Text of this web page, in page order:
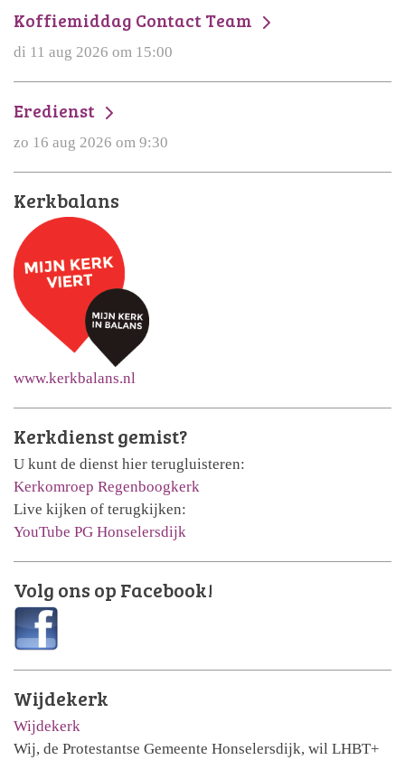
Koffiemiddag Contact Team
di 11 aug 2026 om 15:00
Eredienst
zo 16 aug 2026 om 9:30
Kerkbalans
www.kerkbalans.nl
Kerkdienst gemist?
U kunt de dienst hier terugluisteren:
Kerkomroep Regenboogkerk
Live kijken of terugkijken:
YouTube PG Honselersdijk
Volg ons op Facebook!
Wijdekerk
Wijdekerk
Wij, de Protestantse Gemeente Honselersdijk, wil LHBT+